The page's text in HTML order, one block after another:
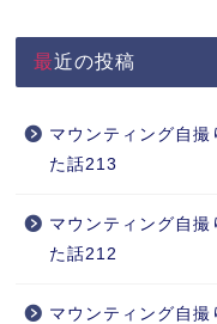
最近の投稿
マウンティング自撮
た話213
マウンティング自撮
た話212
マウンティング自撮